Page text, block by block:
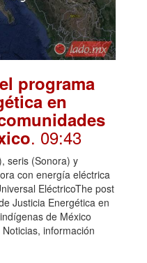
programa
en
. 09:43
seris (Sonora) y
con energía eléctrica
EléctricoThe post
Justicia Energética en
de México
información